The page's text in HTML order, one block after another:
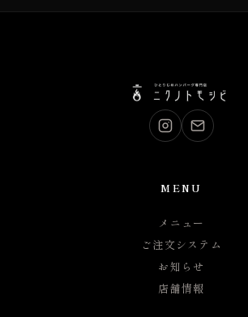
MENU
メニュー
ご注文システム
お知らせ
店舗情報